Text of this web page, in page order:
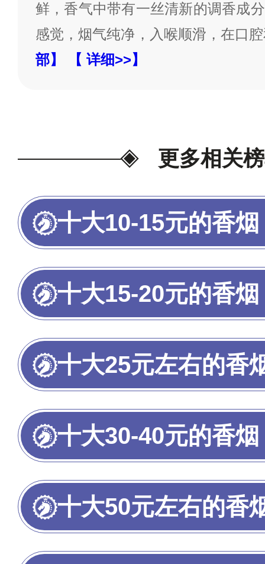
鲜，香气中带有一丝清新的调香成
感觉，烟气纯净，入喉顺滑，在口
部】
【 详细>>】
更多相关
十大10-15元的香烟
十大15-20元的香烟
十大25元左右的香
十大30-40元的香烟
十大50元左右的香